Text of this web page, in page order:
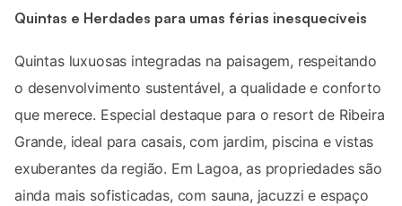
Quintas e Herdades para umas férias inesquecíveis
Quintas luxuosas integradas na paisagem, respeitando
o desenvolvimento sustentável, a qualidade e conforto
que merece. Especial destaque para o resort de Ribeira
Grande, ideal para casais, com jardim, piscina e vistas
exuberantes da região. Em Lagoa, as propriedades são
ainda mais sofisticadas, com sauna, jacuzzi e espaço